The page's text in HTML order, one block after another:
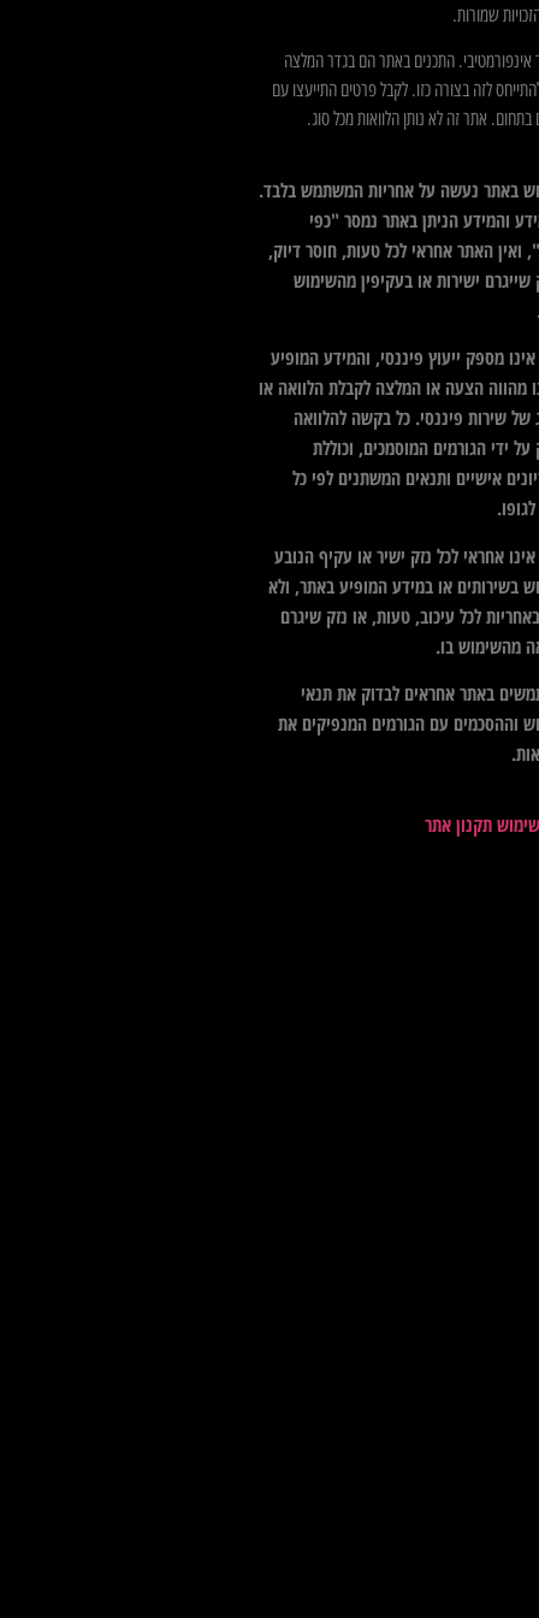
שמורות.
אינפורמטיבי. התכנים באתר הם בגדר המלצה
לזה בצורה כזו. לקבל פרטים התייעצו עם
בתחום. אתר זה לא נותן הלוואות מכל סוג.
באתר נעשה על אחריות המשתמש בלבד.
והמידע הניתן באתר נמסר "כפי
ואין האתר אחראי לכל טעות, חוסר דיוק,
שייגרם ישירות או בעקיפין מהשימוש
מספק ייעוץ פיננסי, והמידע המופיע
מהווה הצעה או המלצה לקבלת הלוואה או
של שירות פיננסי. כל בקשה להלוואה
על ידי הגורמים המוסמכים, וכוללת
אישיים ותנאים המשתנים לפי כל
אחראי לכל נזק ישיר או עקיף הנובע
בשירותים או במידע המופיע באתר, ולא
לכל עיכוב, טעות, או נזק שיגרם
מהשימוש בו.
באתר אחראים לבדוק את תנאי
וההסכמים עם הגורמים המנפיקים את
תקנון אתר